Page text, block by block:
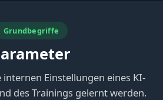
Grundbegriffe
Einstellungen eines KI-
des Trainings gelernt werden.